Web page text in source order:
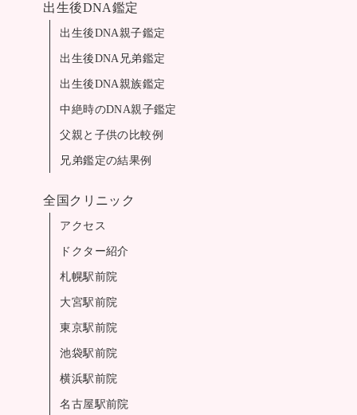
出生後DNA鑑定
出生後DNA親子鑑定
出生後DNA兄弟鑑定
出生後DNA親族鑑定
中絶時のDNA親子鑑定
父親と子供の比較例
兄弟鑑定の結果例
全国クリニック
アクセス
ドクター紹介
札幌駅前院
大宮駅前院
東京駅前院
池袋駅前院
横浜駅前院
名古屋駅前院